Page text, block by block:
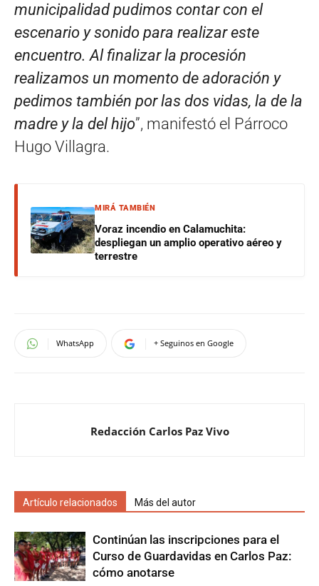
municipalidad pudimos contar con el
escenario y sonido para realizar este
encuentro. Al finalizar la procesión
realizamos un momento de adoración y
pedimos también por las dos vidas, la de la
madre y la del hijo”, manifestó el Párroco
Hugo Villagra.
MIRÁ TAMBIÉN
Voraz incendio en Calamuchita:
despliegan un amplio operativo aéreo y
terrestre
WhatsApp + Seguinos en Google
Redacción Carlos Paz Vivo
Artículo relacionados Más del autor
Continúan las inscripciones para el
Curso de Guardavidas en Carlos Paz:
cómo anotarse